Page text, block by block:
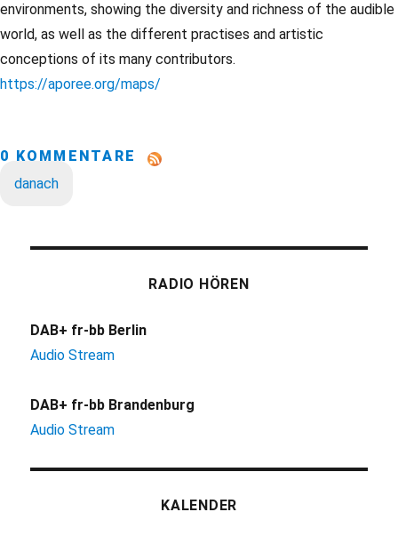
environments, showing the diversity and richness of the audible
world, as well as the different practises and artistic
conceptions of its many contributors.
https://aporee.org/maps/
0 KOMMENTARE
danach
RADIO HÖREN
DAB+ fr-bb Berlin
Audio Stream
DAB+ fr-bb Brandenburg
Audio Stream
KALENDER